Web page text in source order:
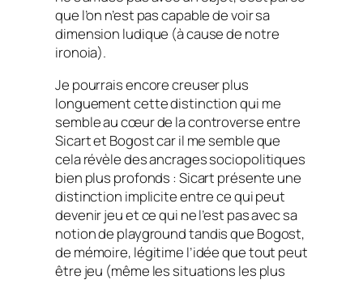
que l’on n’est pas capable de voir sa
dimension ludique (à cause de notre
ironoia).
Je pourrais encore creuser plus
longuement cette distinction qui me
semble au cœur de la controverse entre
Sicart et Bogost car il me semble que
cela révèle des ancrages sociopolitiques
bien plus profonds : Sicart présente une
distinction implicite entre ce qui peut
devenir jeu et ce qui ne l’est pas avec sa
notion de playgroundtandis que Bogost,
de mémoire, légitime l’idée que tout peut
être jeu (même les situations les plus